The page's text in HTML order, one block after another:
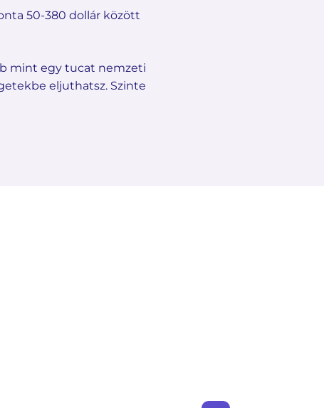
50-380 dollár között
mint egy tucat nemzeti
eljuthatsz. Szinte